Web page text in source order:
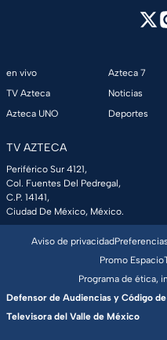
en vivo
TV Azteca
Azteca UNO
Azteca 7
Noticias
Deportes
TV AZTECA
Periférico Sur 4121,
Col. Fuentes Del Pedregal,
C.P. 14141,
Ciudad De México, México.
Aviso de privacidad
Promo Espacio
Programa de ética,
Defensor de Audiencias y Código
Televisora del Valle de México